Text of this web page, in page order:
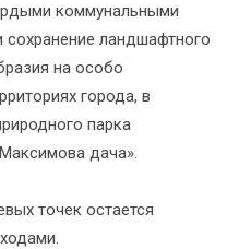
коммунальными
ландшафтного
на особо
города, в
парка
дача».
точек остается